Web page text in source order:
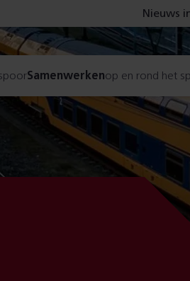
Nieuws
Samenwerkenop en rond het